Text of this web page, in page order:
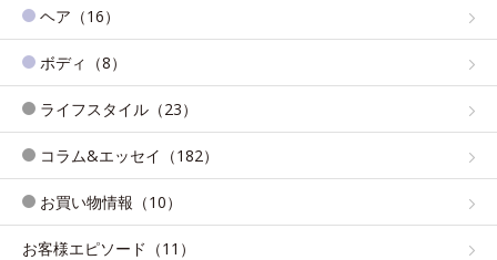
ヘア（16）
ボディ（8）
ライフスタイル（23）
コラム&エッセイ（182）
お買い物情報（10）
お客様エピソード（11）